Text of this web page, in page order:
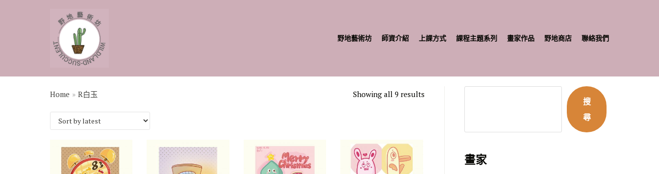
野地藝術坊 師資介紹 上課方式 課程主題系列 畫家作品 野地商店 聯絡我們
Home » R白玉 Showing all 9 results
搜
尋
畫家